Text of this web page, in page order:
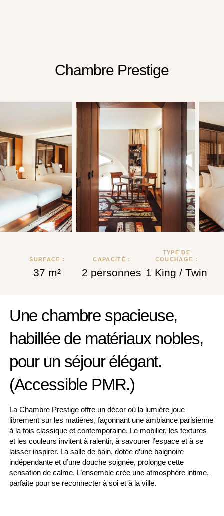
Chambre Prestige
SURFACE :
37 m²
CAPACITÉ :
2 personnes
TYPE DE
COUCHAGE :
1 King / Twin
Une chambre spacieuse,
habillée de matériaux nobles,
pour un séjour élégant.
(Accessible PMR.)
La Chambre Prestige offre un décor où la lumière joue
librement sur les matières, façonnant une ambiance parisienne
à la fois classique et contemporaine. Le mobilier, les textures
et les couleurs invitent à ralentir, à savourer l’espace et à se
laisser inspirer. La salle de bain, dotée d’une baignoire
indépendante et d’une douche soignée, prolonge cette
sensation de calme. L’ensemble crée une atmosphère intime,
parfaite pour se reconnecter à soi et à la ville.
L'HÔTEL CHAMBRES & SUITES RESTAURANTS
ÉVÉNEMENTS & RÉUNIONS
EXPÉRIENCE & TOURISME
GALERIE PHOTOS
FAQ
CADEAUX
RÉSERVER
+33 1 81 69 07 40